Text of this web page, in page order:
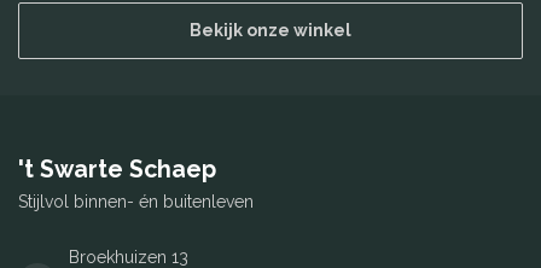
Bekijk onze winkel
't Swarte Schaep
Stijlvol binnen- én buitenleven
Broekhuizen 13